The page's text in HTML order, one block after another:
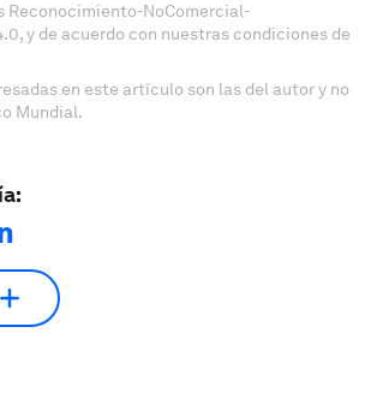
Reconocimiento-NoComercial-
y de acuerdo con nuestras condiciones de
en este artículo son las del autor y no
Mundial.